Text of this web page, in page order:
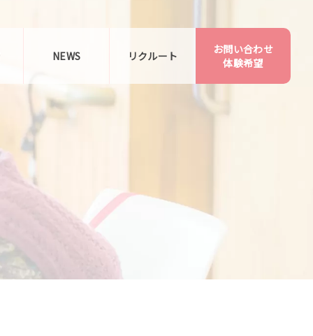
NEWS リクルート
お問い合わせ
体験希望